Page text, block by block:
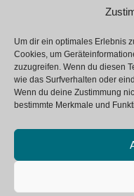
Um dir ein optimales Erlebnis
Cookies, um
zuzugreifen. Wenn du diesen
wie das Surfverhalten oder
Wenn du deine Zustimmung
bestimmte Merkmale und